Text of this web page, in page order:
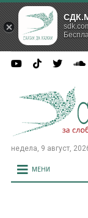
недела, 9 август,
МЕНИ